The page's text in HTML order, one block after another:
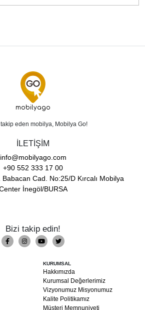
mobilyago
takip eden mobilya, Mobilya Go!
İLETİŞİM
info@mobilyago.com
+90 552 333 17 00
Cad. No:25/D Kırcalı Mobilya
İnegöl/BURSA
Bizi takip edin!
KURUMSAL
Hakkımızda
Kurumsal Değerlerimiz
Vizyonumuz Misyonumuz
Kalite Politikamız
Müşteri Memnuniyeti